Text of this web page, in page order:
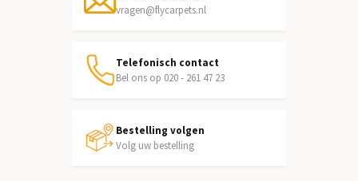
vragen@flycarpets.nl
Telefonisch contact
Bel ons op 020 - 261 47 23
Bestelling volgen
Volg uw bestelling